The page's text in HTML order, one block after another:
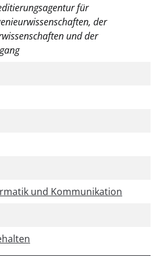
für
der
und der
und Kommunikation